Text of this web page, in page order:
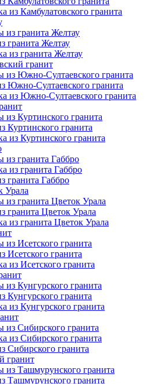
из Камбулатовского гранита
из гранита Желтау
гранита Желтау
из гранита Желтау
гранит
из Южно-Султаевского гранита
Южно-Султаевского гранита
из Южно-Султаевского гранита
из Куртинского гранита
Куртинского гранита
из Куртинского гранита
из гранита Габбро
из гранита Габбро
гранита Габбро
Урала
из гранита Цветок Урала
гранита Цветок Урала
из гранита Цветок Урала
Исетского гранита
Исетского гранита
из Исетского гранита
Кунгурского гранита
Кунгурского гранита
из Кунгурского гранита
из Сибирского гранита
из Сибирского гранита
Сибирского гранита
гранит
из Ташмурунского гранита
Ташмурунского гранита